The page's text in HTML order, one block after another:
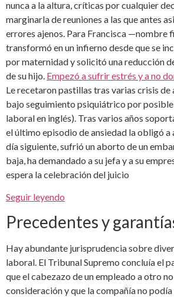
nunca a la altura, críticas por cualquier
marginarla de reuniones a las que antes
errores ajenos. Para Francisca —nombre
transformó en un infierno desde que se
por maternidad y solicitó una reducción
de su hijo. Empezó a sufrir estrés y a no
Le recetaron pastillas tras varias crisis de
bajo seguimiento psiquiátrico por
laboral en inglés). Tras varios años
el último episodio de ansiedad la obligó a
día siguiente, sufrió un aborto de un
baja, ha demandado a su jefa y a su
espera la celebración del juicio
Seguir leyendo
Precedentes y
Hay abundante jurisprudencia sobre
laboral. El Tribunal Supremo concluía el
que el cabezazo de un empleado a otro
consideración y que la compañía no